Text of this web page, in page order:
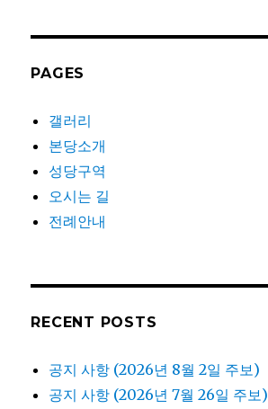
PAGES
갤러리
본당소개
성당구역
오시는 길
전례안내
RECENT POSTS
공지 사항 (2026년 8월 2일 주보)
공지 사항 (2026년 7월 26일 주보)